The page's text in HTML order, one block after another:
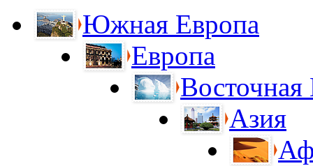
Южная Европа
Европа
Восточная
Азия